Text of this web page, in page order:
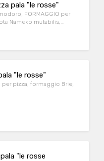
pala "le rosse"
FORMAGGIO per
Nameko mutabilis,
"le rosse"
per pizza, formaggio Brie,
"le rosse